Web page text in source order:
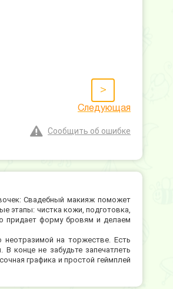
>
Следующая
Сообщить об ошибке
Свадебный макияж поможет
этапы: чистка кожи, подготовка,
придает форму бровям и делаем
на торжестве. Есть
конце не забудьте запечатлеть
графика и простой геймплей